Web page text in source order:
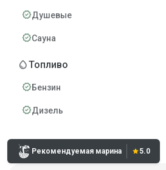
verifiedДушевые
verifiedСауна
water_dropТопливо
verified Бензин
verifiedДизель
Рекомендуемая марина starРейтинг:
5.0